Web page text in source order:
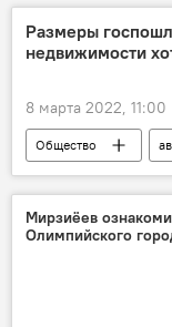
Размеры
недвижимости
8 марта 2022, 11:00
Общество
Недвижимость
Мирзиёев
Олимпийского